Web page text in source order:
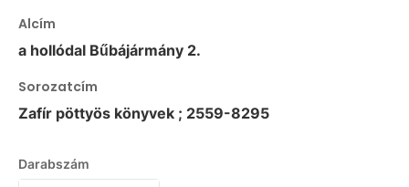
Alcím
a hollódal Bűbájármány 2.
Sorozatcím
Zafír pöttyös könyvek ; 2559-8295
Darabszám